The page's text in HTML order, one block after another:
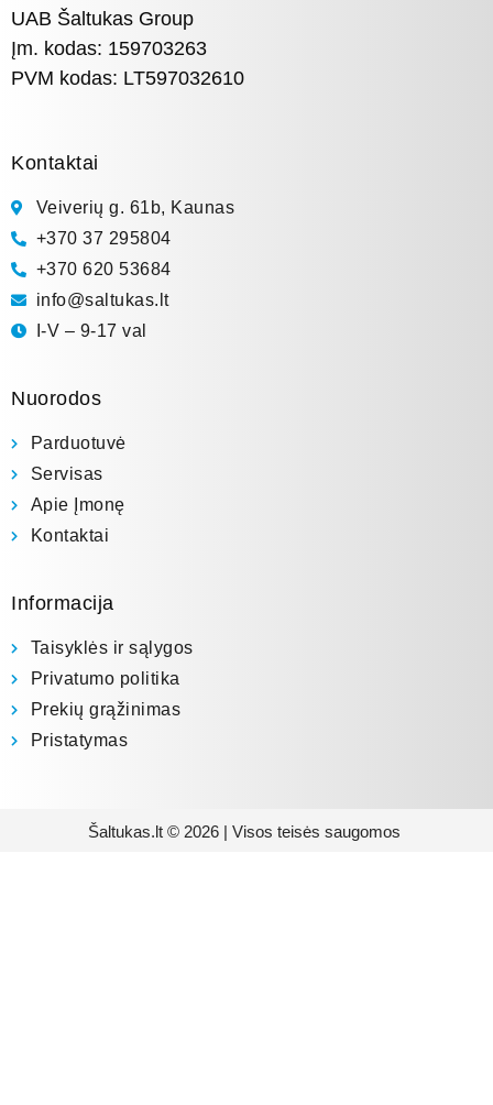
UAB Šaltukas Group
Įm. kodas: 159703263
PVM kodas: LT597032610
Kontaktai
Veiverių g. 61b, Kaunas
+370 37 295804
+370 620 53684
info@saltukas.lt
I-V – 9-17 val
Nuorodos
Parduotuvė
Servisas
Apie Įmonę
Kontaktai
Informacija
Taisyklės ir sąlygos
Privatumo politika
Prekių grąžinimas
Pristatymas
Šaltukas.lt © 2026 | Visos teisės saugomos